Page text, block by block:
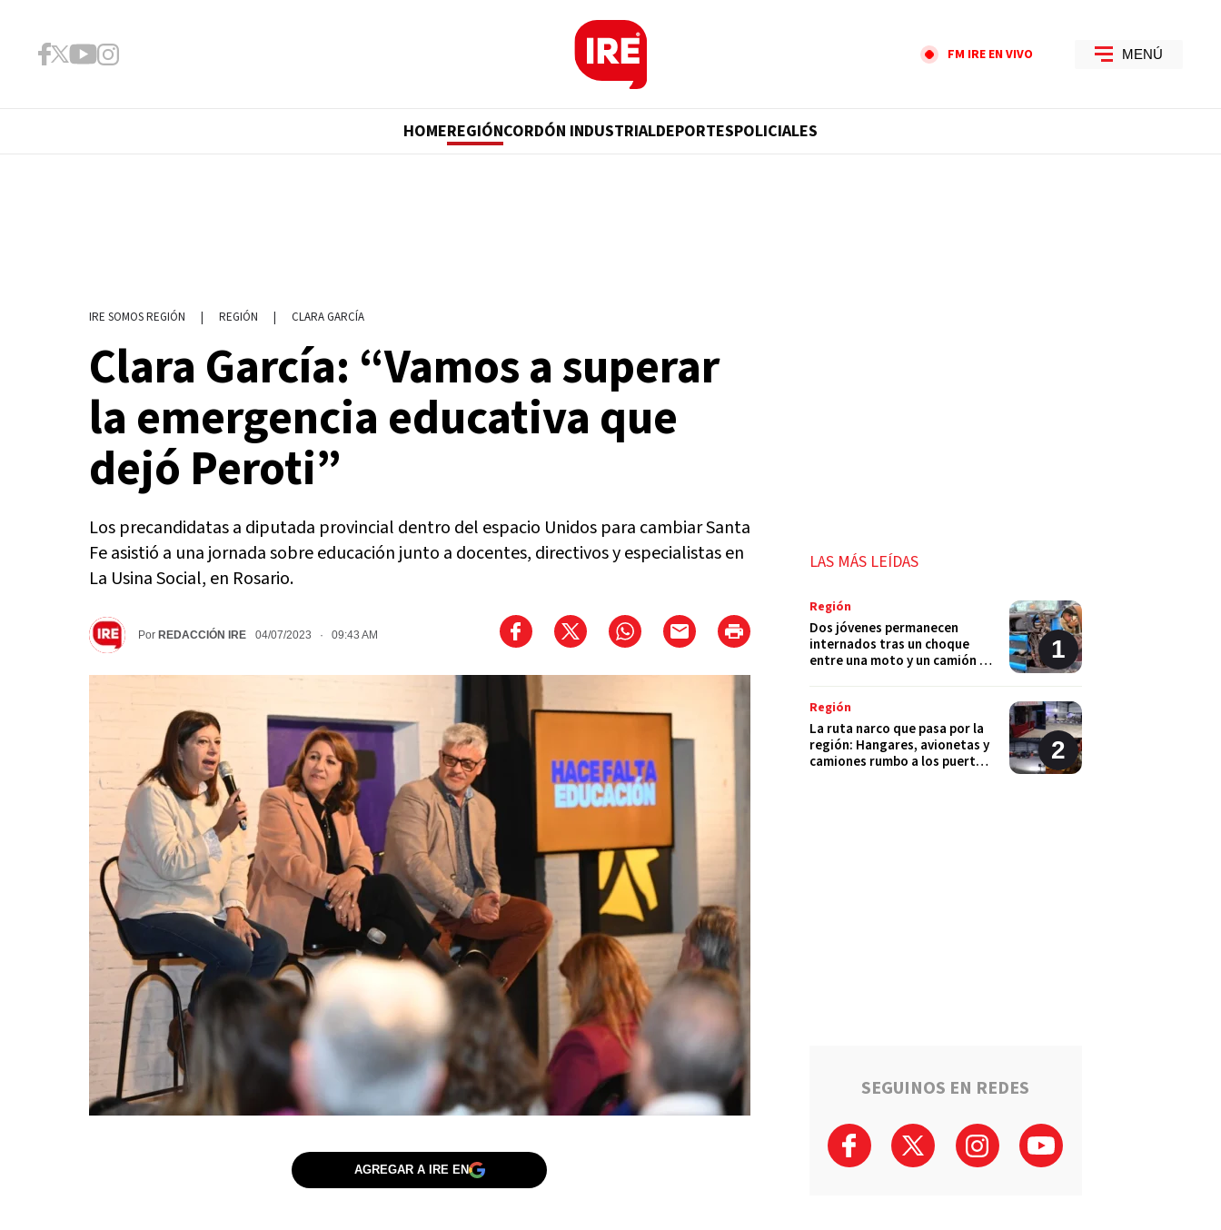
FM IRE EN VIVO MENÚ
HOMEREGIÓNCORDÓN INDUSTRIALDEPORTESPOLICIALES
IRE SOMOS REGIÓN | REGIÓN | CLARA GARCÍA
Clara García: “Vamos a superar
la emergencia educativa que
dejó Peroti”
Los precandidatas a diputada provincial dentro del espacio Unidos para cambiar Santa
Fe asistió a una jornada sobre educación junto a docentes, directivos y especialistas en
La Usina Social, en Rosario.
Por REDACCIÓN IRE 04/07/2023 · 09:43 AM
AGREGAR A IRE EN
LAS MÁS LEÍDAS
Región
Dos jóvenes permanecen
internados tras un choque
entre una moto y un camión en
Región
La ruta narco que pasa por la
región: Hangares, avionetas y
camiones rumbo a los puertos
en Luis PalaciosSEGUINOS EN REDES